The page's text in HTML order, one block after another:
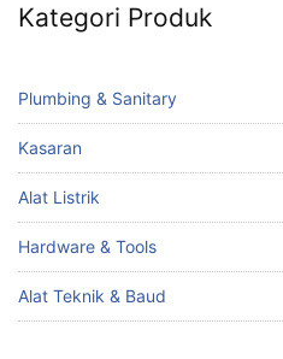
Kategori Produk
Plumbing & Sanitary
Kasaran
Alat Listrik
Hardware & Tools
Alat Teknik & Baud